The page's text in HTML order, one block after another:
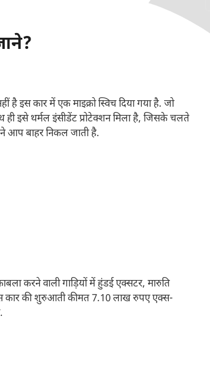
इस कार में एक माइक्रो स्विच दिया गया है. जो
ही इसे थर्मल इंसीडेंट प्रोटेक्शन मिला है, जिसके चलते
आप बाहर निकल जाती है.
करने वाली गाड़ियों में हुंडई एक्सटर, मारुति
इस कार की शुरुआती कीमत 7.10 लाख रुपए एक्स-